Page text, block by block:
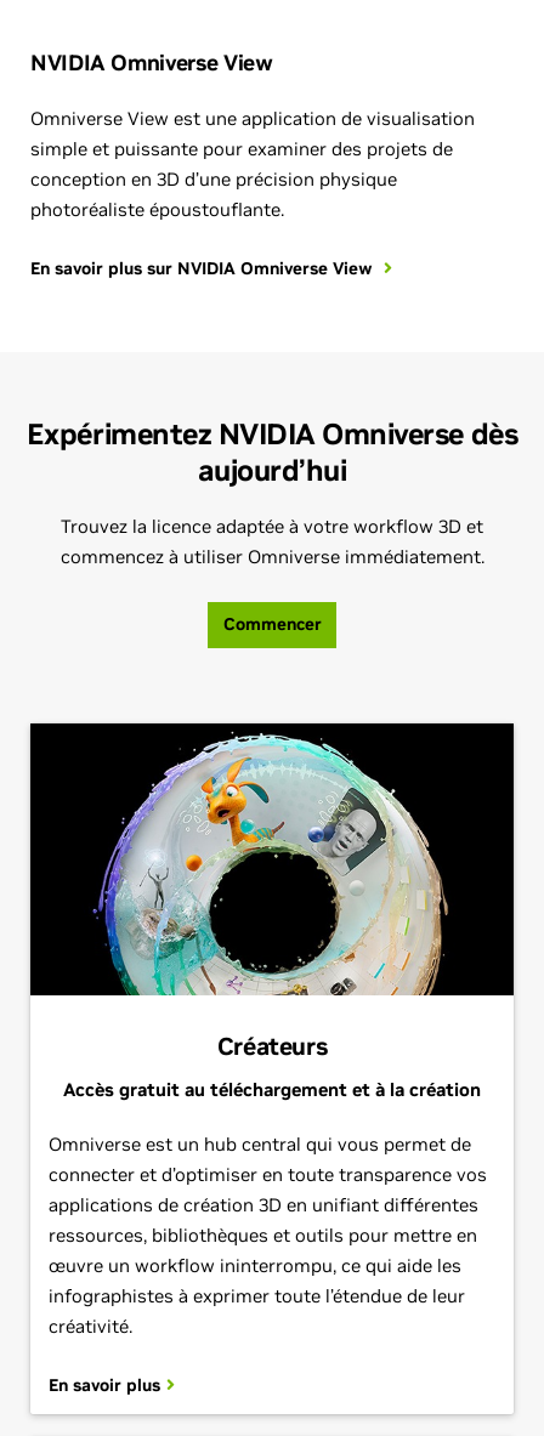
NVIDIA Omniverse View
Omniverse View est une application de visualisation
simple et puissante pour examiner des projets de
conception en 3D d’une précision physique
photoréaliste époustouflante.
En savoir plus sur NVIDIA Omniverse View
Expérimentez NVIDIA Omniverse dès
aujourd’hui
Trouvez la licence adaptée à votre workflow 3D et
commencez à utiliser Omniverse immédiatement.
Commencer
Créateurs
Accès gratuit au téléchargement et à la création
Omniverse est un hub central qui vous permet de
connecter et d’optimiser en toute transparence vos
applications de création 3D en unifiant différentes
ressources, bibliothèques et outils pour mettre en
œuvre un workflow ininterrompu, ce qui aide les
infographistes à exprimer toute l’étendue de leur
créativité.
En savoir plus